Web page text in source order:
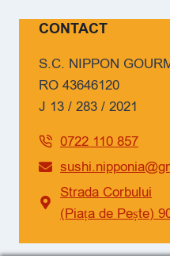
CONTACT
S.C. NIPPON
RO 43646120
J 13 / 283 / 2021
0722 110 857
Strada Corbului
(Piața de Pește)